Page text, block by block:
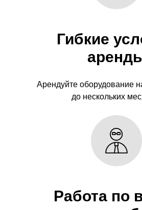
Гибкие
Арендуйте оборудование
до нескольких
Работа по